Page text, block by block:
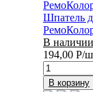
Шпатель
В
194,00 Р/
В корзину